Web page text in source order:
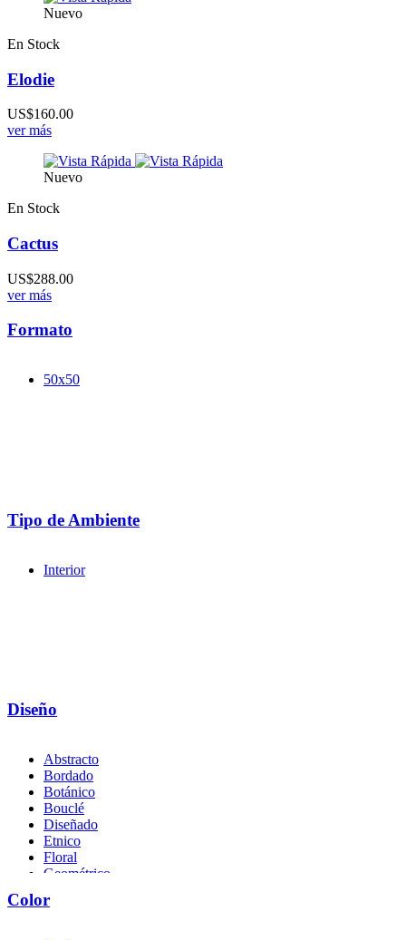
Nuevo
En Stock
Elodie
US$160.00
ver más
Nuevo
En Stock
Cactus
US$288.00
ver más
Formato
50x50
Tipo de Ambiente
Interior
Diseño
Abstracto
Bordado
Botánico
Bouclé
Diseñado
Etnico
Floral
Geométrico
Naturaleza
Color